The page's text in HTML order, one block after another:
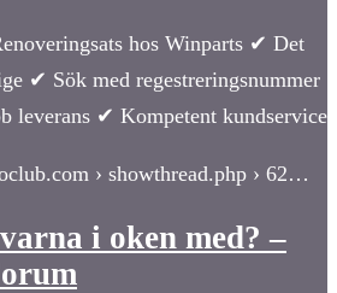
hos Winparts ✔ Det
✔ Sök med regestreringsnummer
leverans ✔ Kompetent kundservice
› showthread.php › 62…
i oken med? –